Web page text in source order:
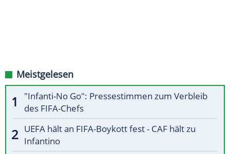
Meistgelesen
"Infanti-No Go": Pressestimmen zum Verbleib
des FIFA-Chefs
UEFA hält an FIFA-Boykott fest - CAF hält zu
Infantino